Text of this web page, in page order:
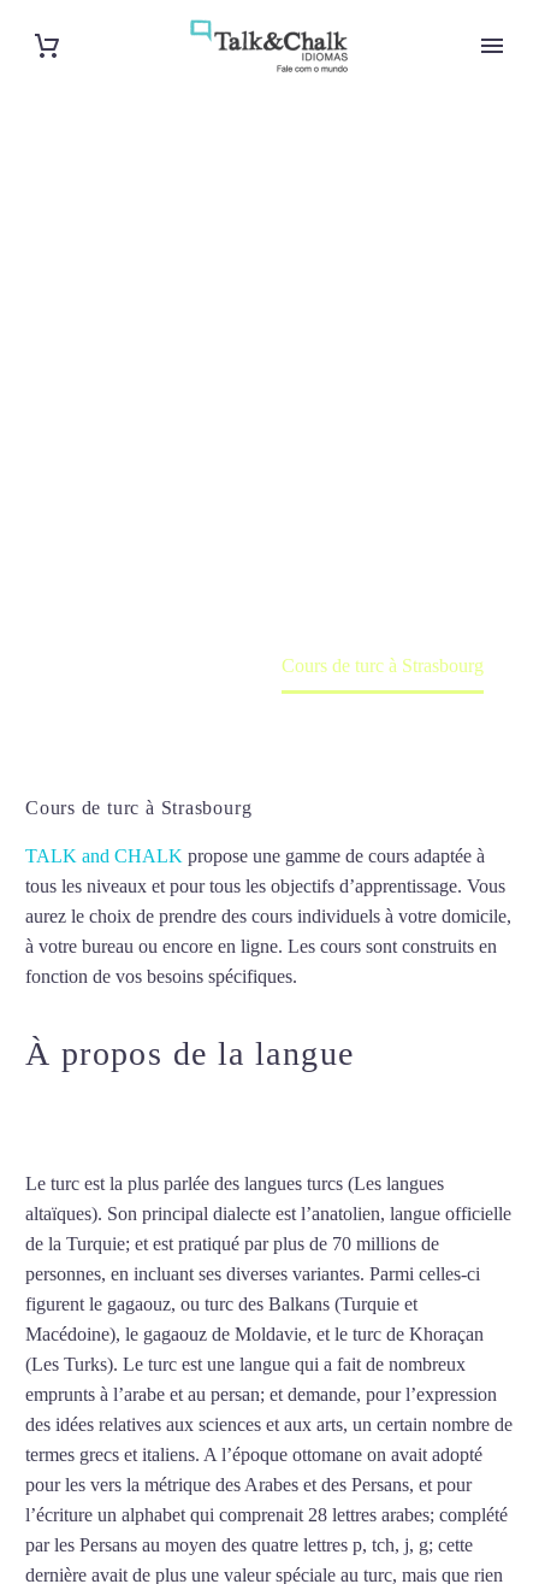
Cours de turc à Strasbourg
Cours de turc à Strasbourg
TALK and CHALK propose une gamme de cours adaptée à
tous les niveaux et pour tous les objectifs d’apprentissage. Vous
aurez le choix de prendre des cours individuels à votre domicile,
à votre bureau ou encore en ligne. Les cours sont construits en
fonction de vos besoins spécifiques.
À propos de la langue
Le turc est la plus parlée des langues turcs (Les langues
altaïques). Son principal dialecte est l’anatolien, langue officielle
de la Turquie; et est pratiqué par plus de 70 millions de
personnes, en incluant ses diverses variantes. Parmi celles-ci
figurent le gagaouz, ou turc des Balkans (Turquie et
Macédoine), le gagaouz de Moldavie, et le turc de Khoraçan
(Les Turks). Le turc est une langue qui a fait de nombreux
emprunts à l’arabe et au persan; et demande, pour l’expression
des idées relatives aux sciences et aux arts, un certain nombre de
termes grecs et italiens. A l’époque ottomane on avait adopté
pour les vers la métrique des Arabes et des Persans, et pour
l’écriture un alphabet qui comprenait 28 lettres arabes; complété
par les Persans au moyen des quatre lettres p, tch, j, g; cette
dernière avait de plus une valeur spéciale au turc, mais que rien